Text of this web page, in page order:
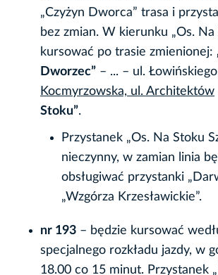
„Czyżyn Dworca” trasa i
bez zmian. W kierunku „Os. Na
kursować po trasie zmienionej:
Dworzec” – ... – ul.
Kocmyrzowska, ul. Architektów
Stoku”.
Przystanek „Os. Na Stoku
nieczynny, w zamian linia
obsługiwać przystanki
„Wzgórza Krzesławickie”.
nr 193 – będzie kursować
specjalnego rozkładu jazdy, w
18.00 co 15 minut. Przystanek